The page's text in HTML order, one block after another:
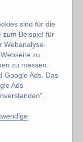
sind für die
zum Beispiel für
Webanalyse-
zu
zu messen.
Google Ads. Das
Ads